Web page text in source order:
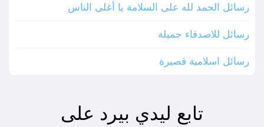
رسائل الحمد لله على السلامة يا أغلى الناس
رسائل للاصدقاء جميلة
رسائل اسلامية قصيرة
تابع ليدي بيرد على